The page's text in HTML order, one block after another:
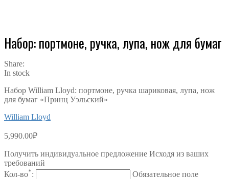
Набор: портмоне, ручка, лупа, нож для бумаг
Share:
In stock
Набор William Lloyd: портмоне, ручка шариковая, лупа, нож
для бумаг «Принц Уэльский»
William Lloyd
5,990.00₽
Получить индивидуальное предложение Исходя из ваших
требований
Кол-во*:
Обязательное поле